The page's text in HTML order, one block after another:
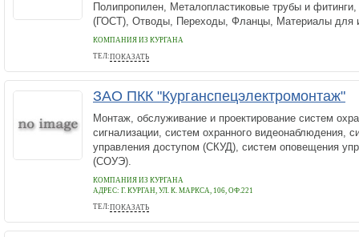
Полипропилен, Металопластиковые трубы и фитинги,
(ГОСТ), Отводы, Переходы, Фланцы, Материалы для
КОМПАНИЯ ИЗ КУРГАНА
ТЕЛ:ПОКАЗАТЬ
(343)222-32-52, 8-982-667-63-73
ЗАО ПКК "Курганспецэлектромонтаж"
Монтаж, обслуживание и проектирование систем
сигнализации, систем охранного видеонаблюдения,
управления доступом (СКУД), систем оповещения
(СОУЭ).
КОМПАНИЯ ИЗ КУРГАНА
АДРЕС: Г. КУРГАН, УЛ. К. МАРКСА, 106, ОФ.221
ТЕЛ:ПОКАЗАТЬ
(3522)452419